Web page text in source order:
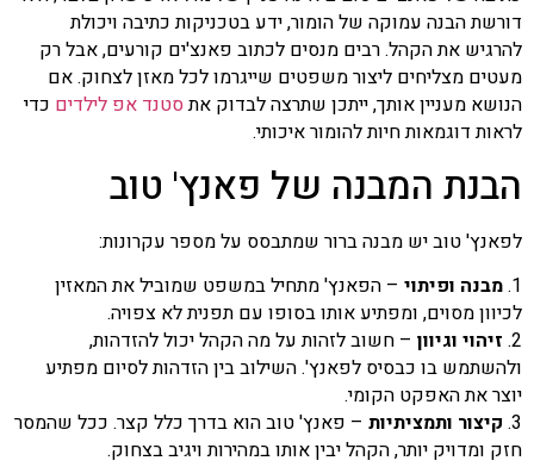
דורשת הבנה עמוקה של הומור, ידע בטכניקות כתיבה ויכולת
להרגיש את הקהל. רבים מנסים לכתוב פאנצ'ים קורעים, אבל רק
מעטים מצליחים ליצור משפטים שייגרמו לכל מאזן לצחוק. אם
הנושא מעניין אותך, ייתכן שתרצה לבדוק אתסטנד אפ לילדים כדי
לראות דוגמאות חיות להומור איכותי.
הבנת המבנה של פאנץ' טוב
לפאנץ' טוב יש מבנה ברור שמתבסס על מספר עקרונות:
1. מבנה ופיתוי – הפאנץ' מתחיל במשפט שמוביל את המאזין
לכיוון מסוים, ומפתיע אותו בסופו עם תפנית לא צפויה.
2. זיהוי וגיוון – חשוב לזהות על מה הקהל יכול להזדהות,
ולהשתמש בו כבסיס לפאנץ'. השילוב בין הזדהות לסיום מפתיע
יוצר את האפקט הקומי.
3. קיצור ותמציתיות – פאנץ' טוב הוא בדרך כלל קצר. ככל שהמסר
חזק ומדויק יותר, הקהל יבין אותו במהירות ויגיב בצחוק.